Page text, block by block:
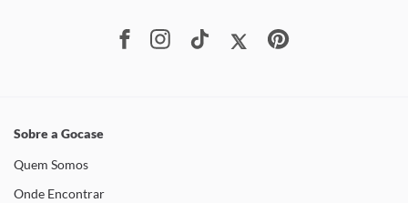
Sobre a Gocase
Quem Somos
Onde Encontrar